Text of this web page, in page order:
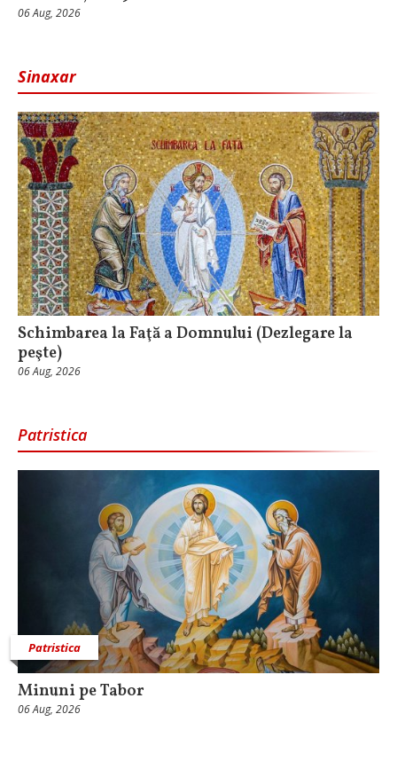
06 Aug, 2026
Sinaxar
Schimbarea la Faţă a Domnului (Dezlegare la
peşte)
06 Aug, 2026
Patristica
Patristica
Minuni pe Tabor
06 Aug, 2026